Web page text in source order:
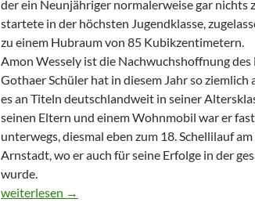
der ein Neunjähriger normalerweise gar nichts
startete in der höchsten Jugendklasse,
zu einem Hubraum von 85 Kubikzentimetern.
Amon Wessely ist die Nachwuchshoffnung
Gothaer Schüler hat in diesem Jahr so ziemlich
es an Titeln deutschlandweit in seiner
seinen Eltern und einem Wohnmobil war er
unterwegs, diesmal eben zum 18. Schellilauf
Arnstadt, wo er auch für seine Erfolge in der
wurde.
Der Nachwuchs will nach oben
weiterlesen →